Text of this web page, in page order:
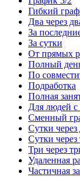
Гибкий
Два через
За
За сутки
От прямых
Полный
По
Подработка
Полная
Для людей
Сменный
Сутки через
Сутки через
Три через
Удаленная
Частичная